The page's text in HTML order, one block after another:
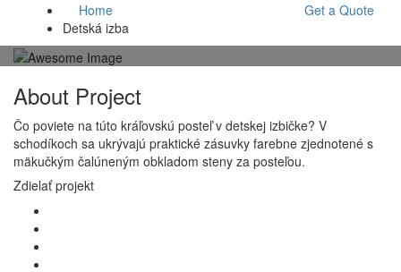
Home
Detská izba
Get a Quote
About Project
Čo poviete na túto kráľovskú posteľ v detskej izbičke? V
schodíkoch sa ukrývajú praktické zásuvky farebne zjednotené s
mäkučkým čalúneným obkladom steny za posteľou.
Zdielať projekt